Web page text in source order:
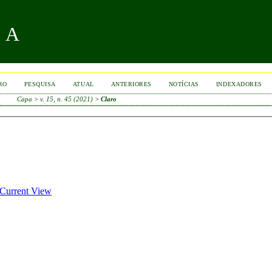
PESQUISA ATUAL ANTERIORES NOTÍCIAS INDEXADORES
Capa > v. 15, n. 45 (2021)> Claro